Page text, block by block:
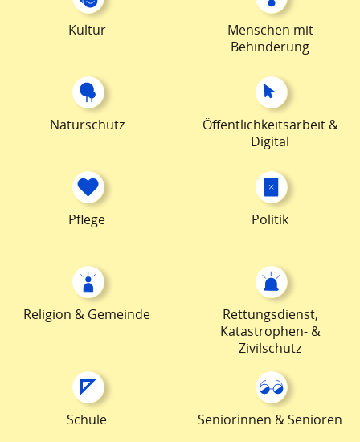
Kultur
Menschen mit
Behinderung
Naturschutz
Öffentlichkeitsarbeit &
Digital
Pflege Politik
Religion & Gemeinde
Rettungsdienst,
Katastrophen- &
Zivilschutz
Schule Seniorinnen & Senioren